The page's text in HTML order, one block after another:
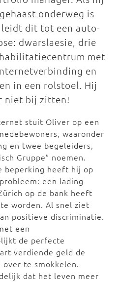
onderweg is
leidt dit tot een auto-
dwarslaesie, drie
met
en
in een rolstoel. Hij
niet bij zitten!
stuit Oliver op een
waaronder
en twee begeleiders,
Gruppe” noemen.
beperking heeft hij op
een lading
op de bank heeft
worden. Al snel ziet
positieve discriminatie.
een
de perfecte
verdiende geld de
te smokkelen.
dat het leven meer